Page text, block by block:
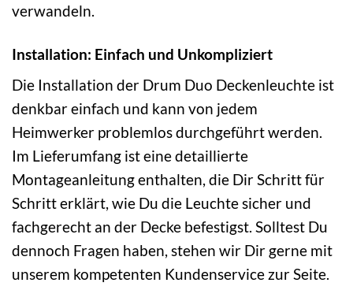
verwandeln.
Installation: Einfach und Unkompliziert
Die Installation der Drum Duo Deckenleuchte ist
denkbar einfach und kann von jedem
Heimwerker problemlos durchgeführt werden.
Im Lieferumfang ist eine detaillierte
Montageanleitung enthalten, die Dir Schritt für
Schritt erklärt, wie Du die Leuchte sicher und
fachgerecht an der Decke befestigst. Solltest Du
dennoch Fragen haben, stehen wir Dir gerne mit
unserem kompetenten Kundenservice zur Seite.